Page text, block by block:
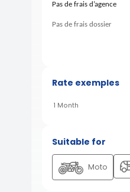
Pas de frais d’agence
Pas de frais dossier
Rate exemples
1 Month
Suitable for
Moto